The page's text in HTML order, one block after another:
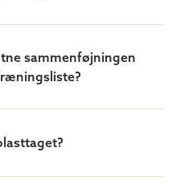
sammenføjningen